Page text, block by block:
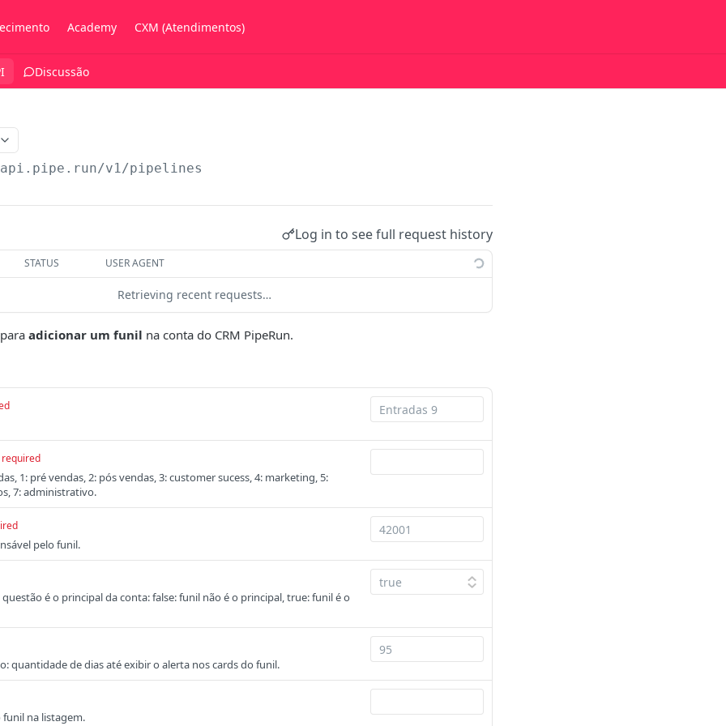
Academy CXM (Atendimentos)
Discussão
v1/pipelines
Log in to see full request history
STATUS USER AGENT
Retrieving recent requests…
adicionar um funil na conta do CRM PipeRun.
required
1: pré vendas, 2: pós vendas, 3: customer sucess, 4: marketing, 5:
7: administrativo.
pelo funil.
é o principal da conta: false: funil não é o principal, true: funil é o
quantidade de dias até exibir o alerta nos cards do funil.
na listagem.